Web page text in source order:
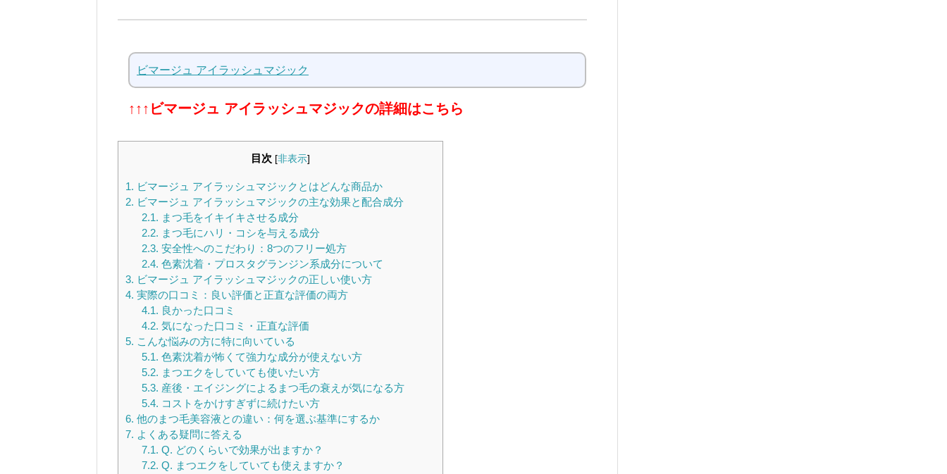
ビマージュ アイラッシュマジック
↑↑↑ビマージュ アイラッシュマジックの詳細はこちら
目次 [非表示]
1. ビマージュ アイラッシュマジックとはどんな商品か
2. ビマージュ アイラッシュマジックの主な効果と配合成分
2.1. まつ毛をイキイキさせる成分
2.2. まつ毛にハリ・コシを与える成分
2.3. 安全性へのこだわり：8つのフリー処方
2.4. 色素沈着・プロスタグランジン系成分について
3. ビマージュ アイラッシュマジックの正しい使い方
4. 実際の口コミ：良い評価と正直な評価の両方
4.1. 良かった口コミ
4.2. 気になった口コミ・正直な評価
5. こんな悩みの方に特に向いている
5.1. 色素沈着が怖くて強力な成分が使えない方
5.2. まつエクをしていても使いたい方
5.3. 産後・エイジングによるまつ毛の衰えが気になる方
5.4. コストをかけすぎずに続けたい方
6. 他のまつ毛美容液との違い：何を選ぶ基準にするか
7. よくある疑問に答える
7.1. Q. どのくらいで効果が出ますか？
7.2. Q. まつエクをしていても使えますか？